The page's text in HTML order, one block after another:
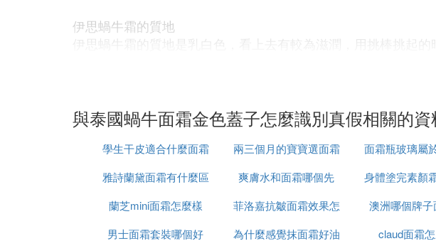
伊思蝸牛霜的質地
伊思蝸牛霜的質地是乳白色，看上去有較為滋潤，用挑棒挑起
因為蝸牛粘液具有保溼、傷口癒合、肌質再生等神奇功效，所
怎麼樣？讓我們一起來了解一下。
含軟骨素硫酸鹽天然元素chondroitinsulfate， 可代謝老化角質
生，具有淡化疤痕、暗瘡、斑點及縮小毛孔等功能。
與泰國蝸牛面霜金色蓋子怎麼識別真假相關的資
學生干皮適合什麼面霜
兩三個月的寶寶選面霜
怎麼選
面霜瓶玻璃屬
圾
雅詩蘭黛面霜有什麼區
別
爽膚水和面霜哪個先
身體塗完素顏
妝
蘭芝mini面霜怎麼樣
菲洛嘉抗皺面霜效果怎
麼樣
澳洲哪個牌
男士面霜套裝哪個好 為什麼感覺抹面霜好油 claud面霜